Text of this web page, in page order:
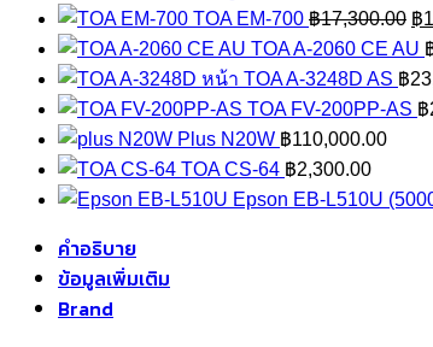
TOA EM-700 ฿17,300.00
฿
฿
TOA A-2060 CE AU
TOA A-3248D AS ฿
TOA FV-200PP-AS ฿
Plus N20W ฿110,000.00
TOA CS-64 ฿2,300.00
Epson EB-L510U
คำอธิบาย
ข้อมูลเพิ่มเติม
Brand